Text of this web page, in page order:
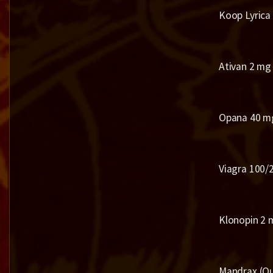
Koop
Ativan 2
Opana 40
Viagra 100/
Klonopin 2